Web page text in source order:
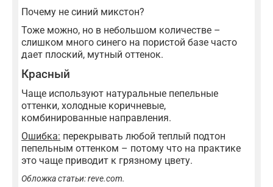
Почему не синий микстон?
Тоже можно, но в небольшом количестве –
слишком много синего на пористой базе часто
дает плоский, мутный оттенок.
Красный
Чаще используют натуральные пепельные
оттенки, холодные коричневые,
комбинированные направления.
Ошибка: перекрывать любой теплый подтон
пепельным оттенком – потому что на практике
это чаще приводит к грязному цвету.
Обложка статьи: reve.com.